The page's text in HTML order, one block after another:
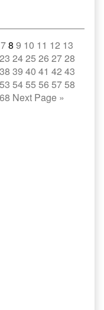
78 9 10 11 12 13
23 2425 26 2728
38 39 40 41 42 43
53 5455 56 5758
68 Next Page »